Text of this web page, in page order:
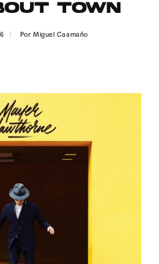
RESERVADOS.
TOWN
PorMiguel Caamaño